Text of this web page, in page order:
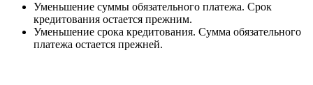
Уменьшение суммы обязательного платежа. Срок
кредитования остается прежним.
Уменьшение срока кредитования. Сумма обязательного
платежа остается прежней.